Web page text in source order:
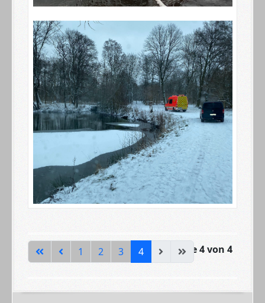
Seite 4 von 4
1 2 3 4